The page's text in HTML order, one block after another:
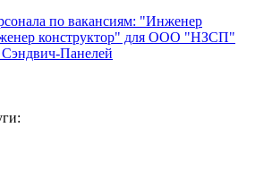
по вакансиям: "Инженер
конструктор" для ООО "НЗСП"
Панелей